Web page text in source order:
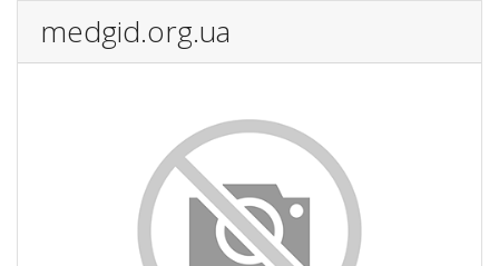
medgid.org.ua